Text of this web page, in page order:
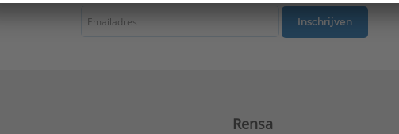
Inschrijven
Rensa